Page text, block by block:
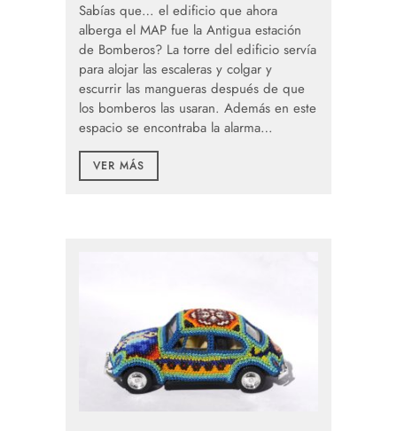
Sabías que… el edificio que ahora
alberga el MAP fue la Antigua estación
de Bomberos? La torre del edificio servía
para alojar las escaleras y colgar y
escurrir las mangueras después de que
los bomberos las usaran. Además en este
espacio se encontraba la alarma…
VER MÁS